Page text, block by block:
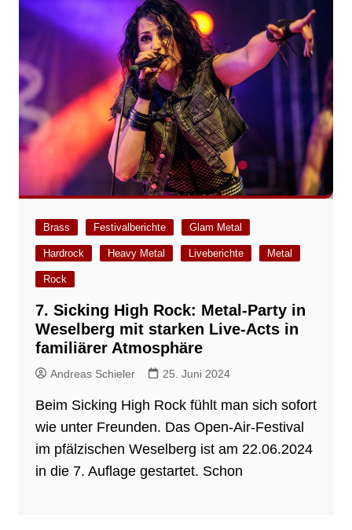
Brass Festivalberichte Glam Metal
Hardrock Heavy Metal Liveberichte Metal
Rock
7. Sicking High Rock: Metal-Party in
Weselberg mit starken Live-Acts in
familiärer Atmosphäre
Andreas Schieler 25. Juni 2024
Beim Sicking High Rock fühlt man sich sofort
wie unter Freunden. Das Open-Air-Festival
im pfälzischen Weselberg ist am 22.06.2024
in die 7. Auflage gestartet. Schon